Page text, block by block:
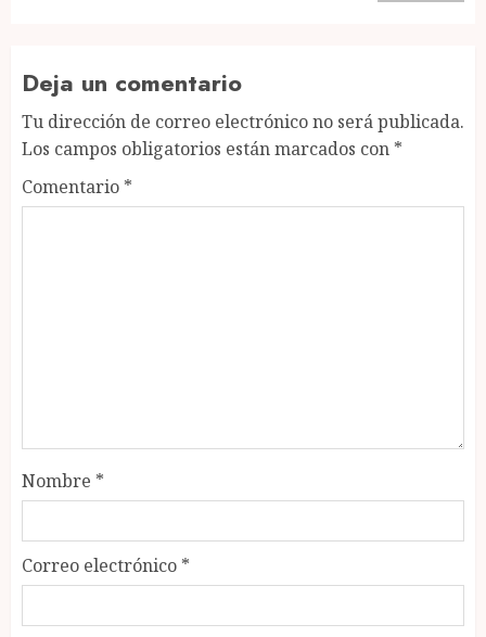
Deja un comentario
Tu dirección de correo electrónico no será publicada.
Los campos obligatorios están marcados con *
Comentario *
Nombre *
Correo electrónico *